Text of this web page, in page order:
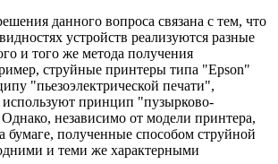
данного вопроса связана с тем, что
устройств реализуются разные
и того же метода получения
струйные принтеры типа "Epson"
"пьезоэлектрической печати",
принцип "пузырково-
независимо от модели принтера,
бумаге, полученные способом струйной
и теми же характерными